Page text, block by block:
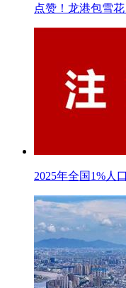
点赞！龙港包雪花
2025年全国1%人